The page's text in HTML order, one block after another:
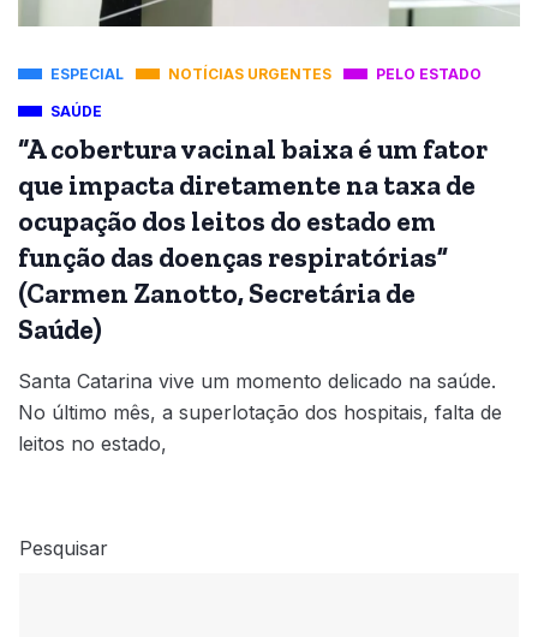
ESPECIAL NOTÍCIAS URGENTES PELO ESTADO
SAÚDE
“A cobertura vacinal baixa é um fator
que impacta diretamente na taxa de
ocupação dos leitos do estado em
função das doenças respiratórias”
(Carmen Zanotto, Secretária de
Saúde)
Santa Catarina vive um momento delicado na saúde.
No último mês, a superlotação dos hospitais, falta de
leitos no estado,
Pesquisar